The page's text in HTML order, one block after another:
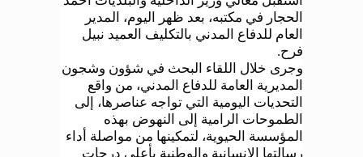
الحجار في مكتبه، بعد ظهر اليوم، المدير
العام للدفاع المدني بالتكليف العميد نبيل
فرح.
وجرى خلال اللقاء البحث في شؤون وشجون
المديرية العامة للدفاع المدني، من واقع
التحديات اليومية التي تواجه عناصرها، إلى
الطموحات الرامية إلى النهوض بهذه
المؤسسة الحيوية، لتمكينها من مواصلة أداء
رسالتها الإنسانية والوطنية بأعلى درجات